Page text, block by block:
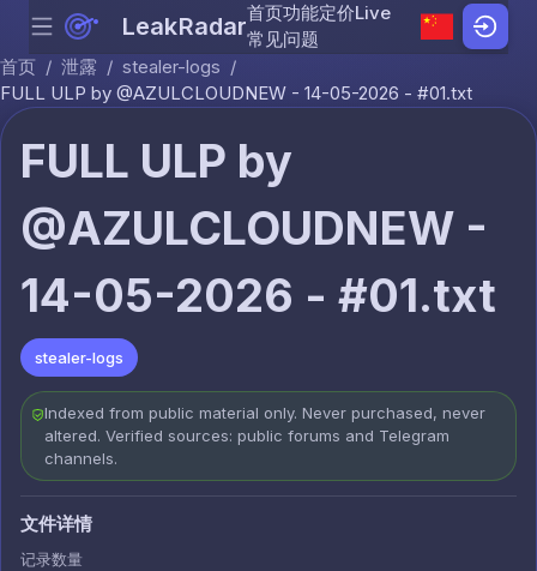
Skip to content
Menu LeakRadar首页功能定价Live
常见问题
首页 / 泄露 / stealer-logs /
FULL ULP by @AZULCLOUDNEW - 14-05-2026 - #01.txt
FULL ULP by
@AZULCLOUDNEW -
14-05-2026 - #01.txt
stealer-logs
Indexed from public material only. Never purchased, never
altered. Verified sources: public forums and Telegram
channels.
文件详情
记录数量